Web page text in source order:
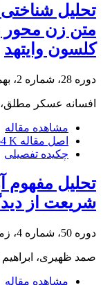
تحلیل
متن زن محور
کلسون وایتهد
دوره 28، شماره 2، بهمن 1402، صفحه
افسانه عسکر
مشاهده مقاله
اصل مقاله K
چکیده تفصیلی
تحلیل مفهوم
شریعت از
دوره 50، شماره 4، زمستان 1399، صفحه
صمد ظهیری، ابراهیم
مشاهده مقاله